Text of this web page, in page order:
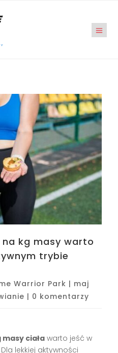
kg masy warto
trybie
Warrior Park | maj
| 0 komentarzy
ciaławarto jeść w
Dla lekkiej aktywności